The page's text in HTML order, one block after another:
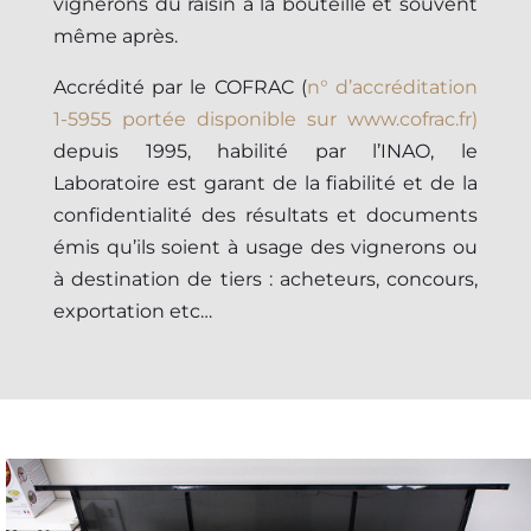
même après.
Accrédité par le COFRAC (n° d’accréditation
1-5955 portée disponible sur www.cofrac.fr)
depuis 1995, habilité par l’INAO, le
Laboratoire est garant de la fiabilité et de la
confidentialité des résultats et documents
émis qu’ils soient à usage des vignerons ou
à destination de tiers : acheteurs, concours,
exportation etc…